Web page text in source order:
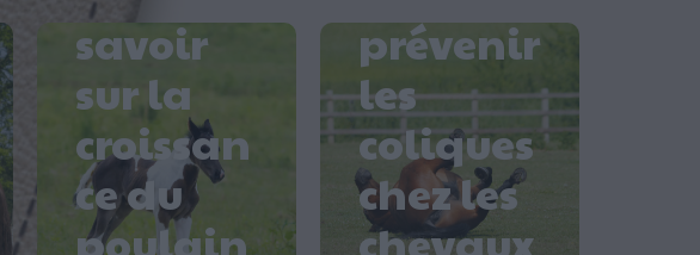
savoir
sur la
croissan
ce du
poulain
prévenir
les
coliques
chez les
chevaux
Le
sommei